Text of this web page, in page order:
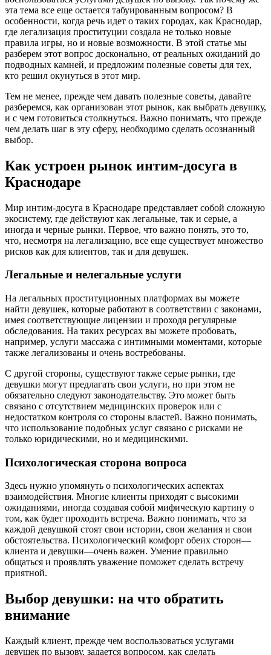
эта тема все еще остается табуированным вопросом? В
особенности, когда речь идет о таких городах, как Краснодар,
где легализация проституции создала не только новые
правила игры, но и новые возможности. В этой статье мы
разберем этот вопрос досконально, от реальных ожиданий до
подводных камней, и предложим полезные советы для тех,
кто решил окунуться в этот мир.
Тем не менее, прежде чем давать полезные советы, давайте
разберемся, как организован этот рынок, как выбрать девушку,
и с чем готовиться столкнуться. Важно понимать, что прежде
чем делать шаг в эту сферу, необходимо сделать осознанный
выбор.
Как устроен рынок интим-досуга в
Краснодаре
Мир интим-досуга в Краснодаре представляет собой сложную
экосистему, где действуют как легальные, так и серые, а
иногда и черные рынки. Первое, что важно понять, это то,
что, несмотря на легализацию, все еще существует множество
рисков как для клиентов, так и для девушек.
Легальные и нелегальные услуги
На легальных проституционных платформах вы можете
найти девушек, которые работают в соответствии с законами,
имея соответствующие лицензии и проходя регулярные
обследования. На таких ресурсах вы можете пробовать,
например, услуги массажа с интимными моментами, которые
также легализованы и очень востребованы.
С другой стороны, существуют также серые рынки, где
девушки могут предлагать свои услуги, но при этом не
обязательно следуют законодательству. Это может быть
связано с отсутствием медицинских проверок или с
недостатком контроля со стороны властей. Важно понимать,
что использование подобных услуг связано с рисками не
только юридическими, но и медицинскими.
Психологическая сторона вопроса
Здесь нужно упомянуть о психологических аспектах
взаимодействия. Многие клиенты приходят с высокими
ожиданиями, иногда создавая собой мифическую картину о
том, как будет проходить встреча. Важно понимать, что за
каждой девушкой стоят свои истории, свои желания и свои
обстоятельства. Психологический комфорт обеих сторон—
клиента и девушки—очень важен. Умение правильно
общаться и проявлять уважение поможет сделать встречу
приятной.
Выбор девушки: на что обратить
внимание
Каждый клиент, прежде чем воспользоваться услугами
девушек по вызову, задается вопросом, как сделать